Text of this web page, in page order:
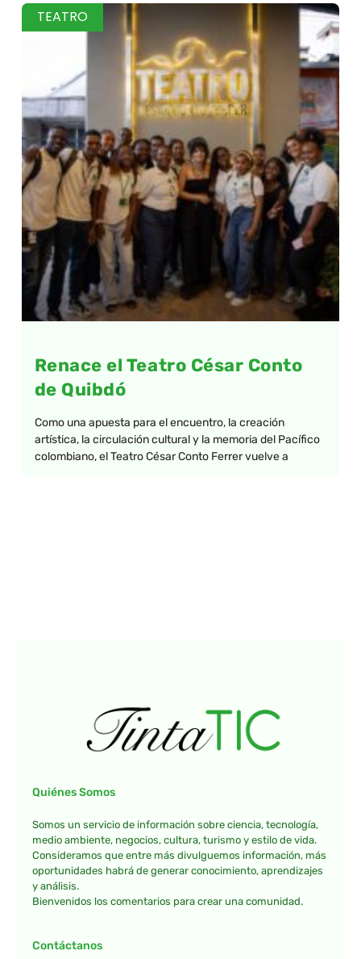
TEATRO
Renace el Teatro César Conto
de Quibdó
Como una apuesta para el encuentro, la creación
artística, la circulación cultural y la memoria del Pacífico
colombiano, el Teatro César Conto Ferrer vuelve a
Quiénes Somos
Somos un servicio de información sobre ciencia, tecnología,
medio ambiente, negocios, cultura, turismo y estilo de vida.
Consideramos que entre más divulguemos información, más
oportunidades habrá de generar conocimiento, aprendizajes
y análisis.
Bienvenidos los comentarios para crear una comunidad.
Contáctanos